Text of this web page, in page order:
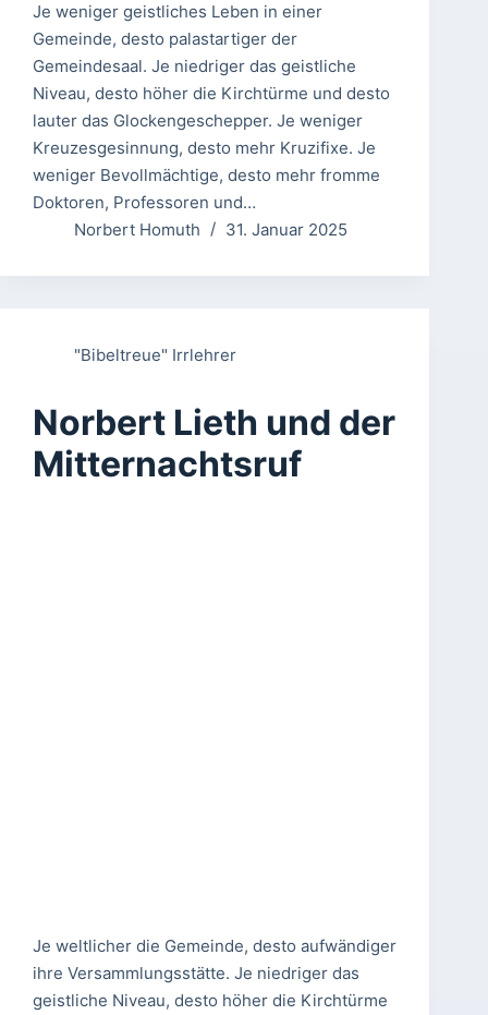
Je weniger geistliches Leben in einer
Gemeinde, desto palastartiger der
Gemeindesaal. Je niedriger das geistliche
Niveau, desto höher die Kirchtürme und desto
lauter das Glockengeschepper. Je weniger
Kreuzesgesinnung, desto mehr Kruzifixe. Je
weniger Bevollmächtige, desto mehr fromme
Doktoren, Professoren und…
Norbert Homuth
31. Januar 2025
"Bibeltreue" Irrlehrer
Norbert Lieth und der
Mitternachtsruf
Je weltlicher die Gemeinde, desto aufwändiger
ihre Versammlungsstätte. Je niedriger das
geistliche Niveau, desto höher die Kirchtürme